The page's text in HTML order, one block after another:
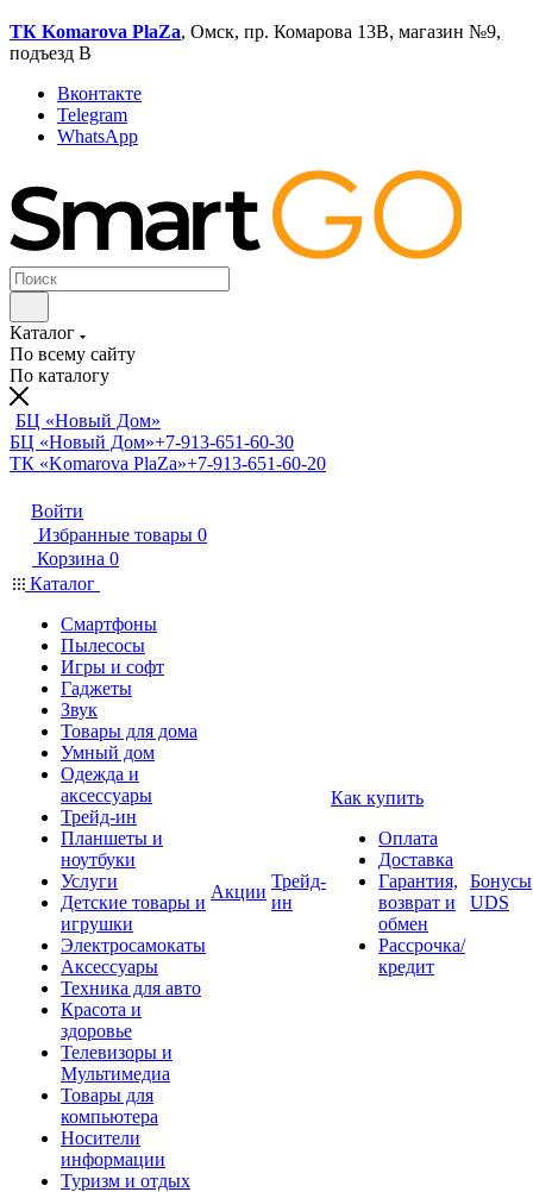
ТК Komarova PlaZa, Омск, пр. Комарова 13В, магазин №9,
подъезд В
Вконтакте
Telegram
WhatsApp
Каталог
По всему сайту
По каталогу
БЦ «Новый Дом»
БЦ «Новый Дом»+7-913-651-60-30
ТК «Komarova PlaZa»+7-913-651-60-20
Войти
Избранные товары 0
Корзина 0
Каталог
Смартфоны
Пылесосы
Игры и софт
Гаджеты
Звук
Товары для дома
Умный дом
Одежда и
аксессуары
Трейд-ин
Планшеты и
ноутбуки
Услуги
Детские товары и
игрушки
Электросамокаты
Аксессуары
Техника для авто
Красота и
здоровье
Телевизоры и
Мультимедиа
Товары для
компьютера
Носители
информации
Туризм и отдых
Акции
Трейд-
ин
Как купить
Оплата
Доставка
Гарантия,
возврат и
обмен
Рассрочка/
кредит
Бонусы
UDS